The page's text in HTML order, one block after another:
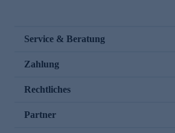
Service & Beratung
Zahlung
Rechtliches
Partner